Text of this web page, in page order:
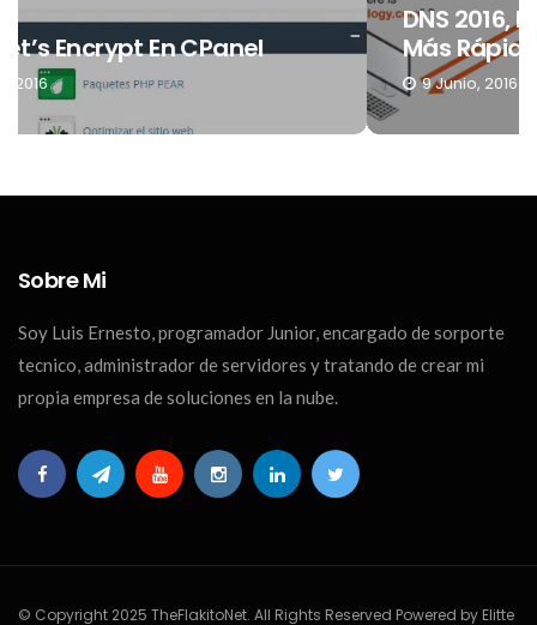
DNS 2016, Estos Son Los Mejores Y Los
Más Rápidos
9 Junio, 2016
Sobre Mi
Soy Luis Ernesto, programador Junior, encargado de sorporte
tecnico, administrador de servidores y tratando de crear mi
propia empresa de soluciones en la nube.
© Copyright 2025 TheFlakitoNet. All Rights Reserved Powered by Elitte